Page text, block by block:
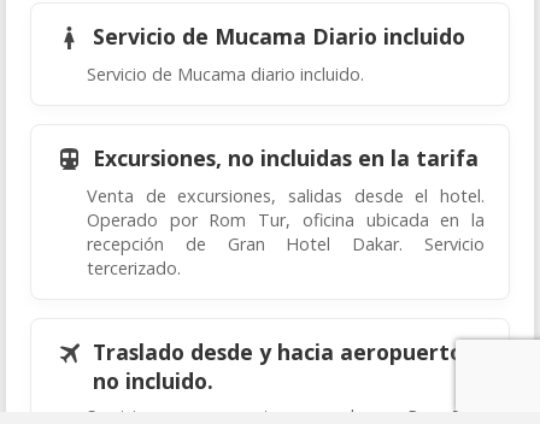
Servicio de Mucama Diario incluido
Servicio de Mucama diario incluido.
Excursiones, no incluidas en la tarifa
Venta de excursiones, salidas desde el hotel.
Operado por Rom Tur, oficina ubicada en la
recepción de Gran Hotel Dakar. Servicio
tercerizado.
Traslado desde y hacia aeropuerto,
no incluido.
Servicio con cargo extra, operado por Rom Tur,